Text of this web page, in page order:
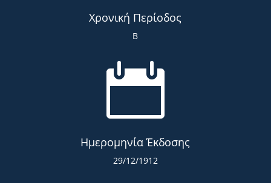
Χρονική Περίοδος
Β

Ημερομηνία Έκδοσης
29/12/1912